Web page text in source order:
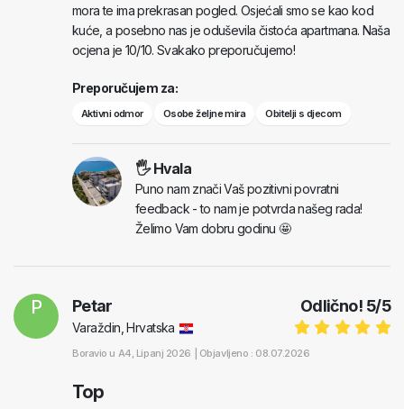
mora te ima prekrasan pogled. Osjećali smo se kao kod
kuće, a posebno nas je oduševila čistoća apartmana. Naša
ocjena je 10/10. Svakako preporučujemo!
Preporučujem za:
Aktivni odmor Osobe željne mira Obitelji s djecom
🖐 Hvala
Puno nam znači Vaš pozitivni povratni
feedback - to nam je potvrda našeg rada!
Želimo Vam dobru godinu 🤩
P Odlično! 5/5
Petar
Varaždin, Hrvatska
Boravio u A4, Lipanj 2026 | Objavljeno : 08.07.2026
Top